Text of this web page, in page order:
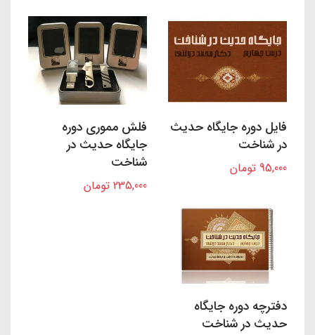
فایل دوره جایگاه حدیث
در شناخت
95,000 تومان
فلش مموری دوره
جایگاه حدیث در
شناخت
235,000 تومان
دفترچه دوره جایگاه
حدیث در شناخت